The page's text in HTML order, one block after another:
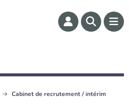
Cabinet de recrutement / intérim